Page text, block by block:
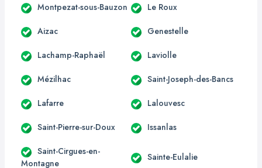
Montpezat-sous-Bauzon Le Roux
Aizac Genestelle
Lachamp-Raphaël Laviolle
Mézilhac Saint-Joseph-des-Bancs
Lafarre Lalouvesc
Saint-Pierre-sur-Doux Issanlas
Saint-Cirgues-en-
Montagne
Sainte-Eulalie